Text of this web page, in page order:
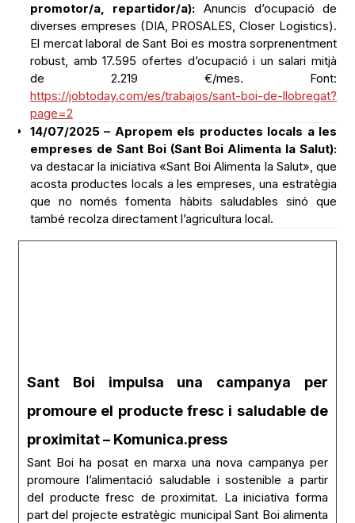
promotor/a, repartidor/a): Anuncis d’ocupació de
diverses empreses (DIA, PROSALES, Closer Logistics).
El mercat laboral de Sant Boi es mostra sorprenentment
robust, amb 17.595 ofertes d’ocupació i un salari mitjà
de 2.219 €/mes. Font:
https://jobtoday.com/es/trabajos/sant-boi-de-llobregat?
page=2
14/07/2025 – Apropem els productes locals a les
empreses de Sant Boi (Sant Boi Alimenta la Salut):
va destacar la iniciativa «Sant Boi Alimenta la Salut», que
acosta productes locals a les empreses, una estratègia
que no només fomenta hàbits saludables sinó que
també recolza directament l’agricultura local.
Sant Boi impulsa una campanya per
promoure el producte fresc i saludable de
proximitat – Komunica.press
Sant Boi ha posat en marxa una nova campanya per
promoure l’alimentació saludable i sostenible a partir
del producte fresc de proximitat. La iniciativa forma
part del projecte estratègic municipal Sant Boi alimenta